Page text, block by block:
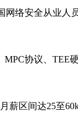
络安全从业
协议、
区间达25至